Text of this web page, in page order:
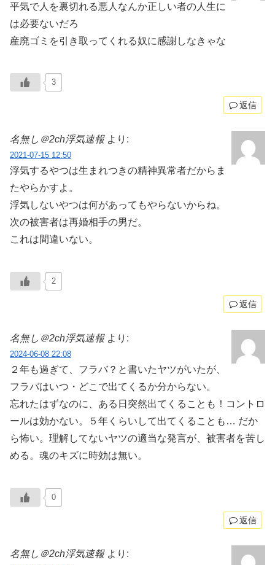
平気で人を裏切れる悪人なんか正しい者の人生に
は必要ないだろ
産廃ゴミを引き取ってくれる奴に感謝しなきゃな
3
返信
名無し＠2ch浮気速報 より:
2021-07-15 12:50
浮気するやつは生まれつきの精神異常者だからま
たやらかすよ。
浮気しないやつは何があってもやらないからね。
次の被害者は再婚相手の男だ。
これは間違いない。
2
返信
名無し＠2ch浮気速報 より:
2024-06-08 22:08
２年も過ぎて、フラバ？と書いたヤツがいたが、
フラバはいつ・どこで出てくるか分からない。
忘れたはずなのに、ある日突然出てくることも！コントロ
ールは効かない。５年くらいして出てくることも… だか
ら怖い。理解してないヤツの適当な発言が、被害者を苦し
める。魂のキズに時効は無い。
0
返信
名無し＠2ch浮気速報 より: